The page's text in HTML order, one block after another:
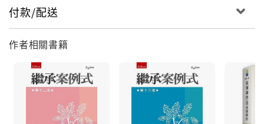
付款/配送
作者相關書籍